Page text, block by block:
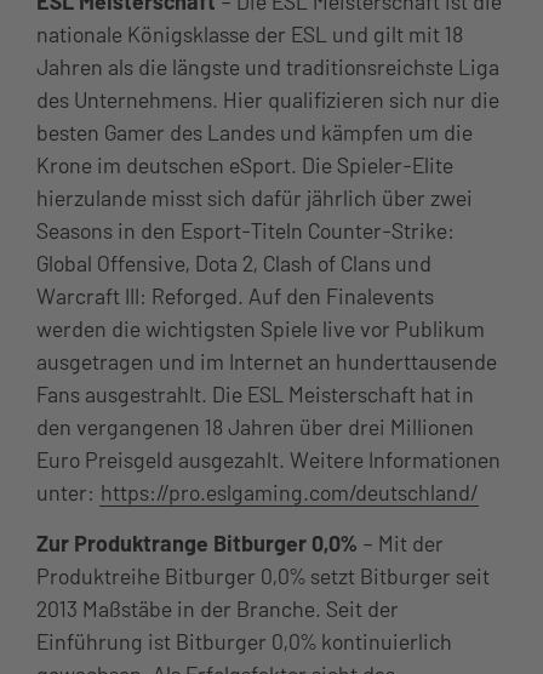
nationale Königsklasse der ESL und gilt mit 18
Jahren als die längste und traditionsreichste Liga
des Unternehmens. Hier qualifizieren sich nur die
besten Gamer des Landes und kämpfen um die
Krone im deutschen eSport. Die Spieler-Elite
hierzulande misst sich dafür jährlich über zwei
Seasons in den Esport-Titeln Counter-Strike:
Global Offensive, Dota 2, Clash of Clans und
Warcraft III: Reforged. Auf den Finalevents
werden die wichtigsten Spiele live vor Publikum
ausgetragen und im Internet an hunderttausende
Fans ausgestrahlt. Die ESL Meisterschaft hat in
den vergangenen 18 Jahren über drei Millionen
Euro Preisgeld ausgezahlt. Weitere Informationen
unter: https://pro.eslgaming.com/deutschland/
Zur Produktrange Bitburger 0,0% – Mit der
Produktreihe Bitburger 0,0% setzt Bitburger seit
2013 Maßstäbe in der Branche. Seit der
Einführung ist Bitburger 0,0% kontinuierlich